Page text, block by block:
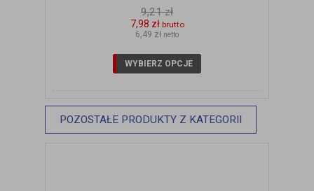
9,21 zł
7,98 zł brutto
6,49 zł netto
WYBIERZ OPCJE
POZOSTAŁE PRODUKTY Z KATEGORII